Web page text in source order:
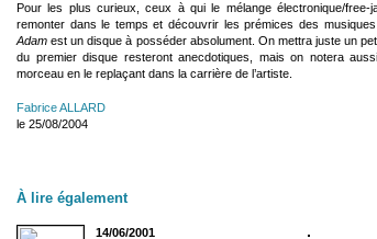
Pour les plus curieux, ceux à qui le mélange électronique/
remonter dans le temps et découvrir les prémices des
Adam est un disque à posséder absolument. On mettra juste un
du premier disque resteront anecdotiques, mais on notera
morceau en le replaçant dans la carrière de l’artiste.
Fabrice ALLARD
le 25/08/2004
À lire également
14/06/2001